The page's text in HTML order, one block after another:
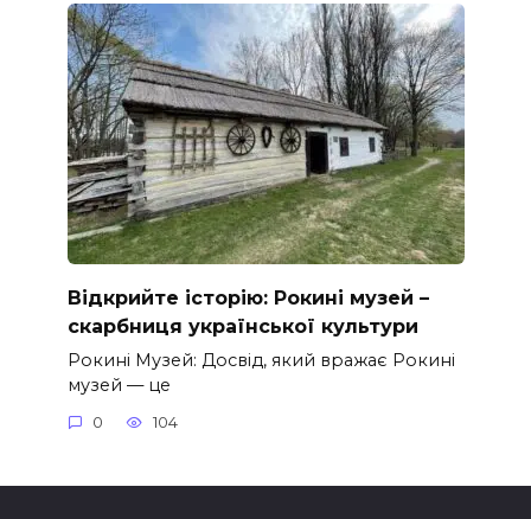
Відкрийте історію: Рокині музей –
скарбниця української культури
Рокині Музей: Досвід, який вражає Рокині
музей — це
0 104